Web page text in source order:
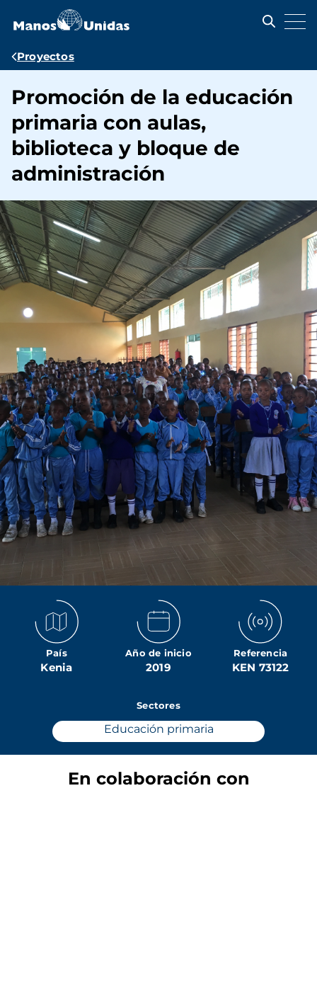
contenido
Ruta
navegación
Proyectos
Promoción de la educación
primaria con aulas,
biblioteca y bloque de
administración
País
Kenia
Año de inicio
2019
Referencia
KEN 73122
Sectores
Educación primaria
En colaboración con